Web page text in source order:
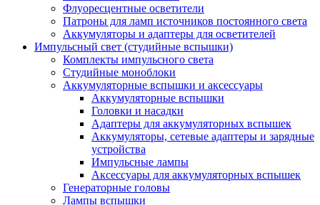
Флуоресцентные осветители
Патроны для ламп источников постоянного света
Аккумуляторы и адаптеры для осветителей
Импульсный свет (студийные вспышки)
Комплекты импульсного света
Студийные моноблоки
Аккумуляторные вспышки и аксессуары
Аккумуляторные вспышки
Головки и насадки
Адаптеры для аккумуляторных вспышек
Аккумуляторы, сетевые адаптеры и зарядные
устройства
Импульсные лампы
Аксессуары для аккумуляторных вспышек
Генераторные головы
Лампы вспышки